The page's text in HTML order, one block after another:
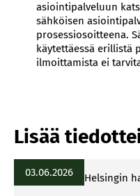
asiointipalveluun
sähköisen
prosessiosoitteena.
käytettäessä erillistä
ilmoittamista ei
Lisää
03.06.2026 Helsingin